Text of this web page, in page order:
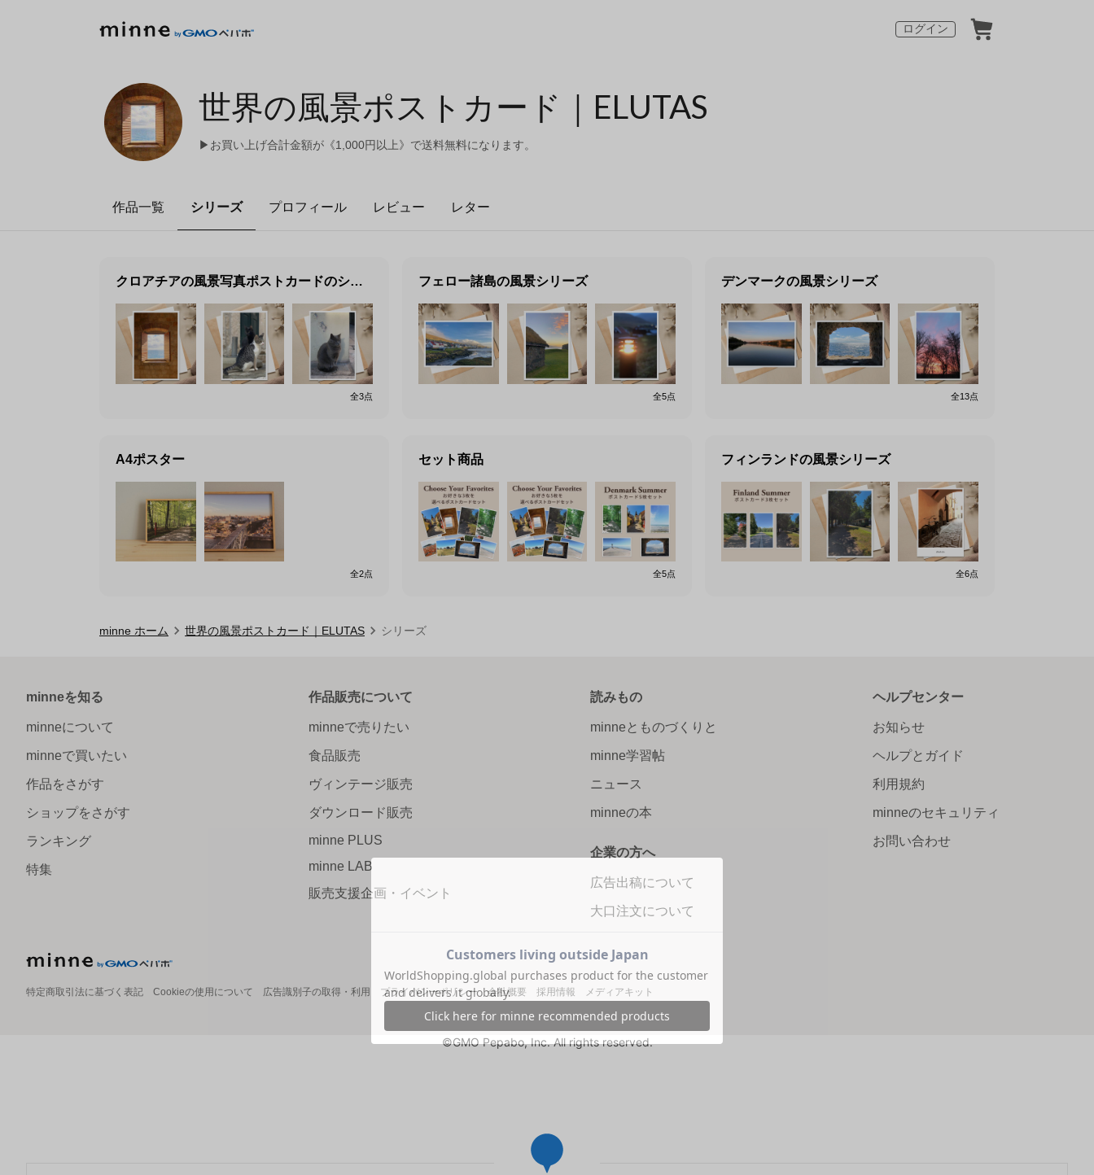
ログイン
世界の風景ポストカード｜ELUTAS
▶︎お買い上げ合計金額が《1,000円以上》で送料無料になります。
作品一覧 シリーズ プロフィール レビュー レター
世界の風景ポストカード｜ELUTAS のシリーズ一覧
クロアチアの風景写真ポストカードのシリーズです。
全3点
フェロー諸島の風景シリーズ
全5点
デンマークの風景シリーズ
全13点
A4ポスター
全2点
セット商品
全5点
フィンランドの風景シリーズ
全6点
minne ホーム 世界の風景ポストカード｜ELUTAS シリーズ
minneを知る
minneについて
minneで買いたい
作品をさがす
ショップをさがす
ランキング
特集
作品販売について
minneで売りたい
食品販売
ヴィンテージ販売
ダウンロード販売
minne PLUS
minne LAB
販売支援企画・イベント
読みもの
minneとものづくりと
minne学習帖
ニュース
minneの本
企業の方へ
広告出稿について
大口注文について
ヘルプセンター
お知らせ
ヘルプとガイド
利用規約
minneのセキュリティ
お問い合わせ
特定商取引法に基づく表記 Cookieの使用について 広告識別子の取得・利用 プライバシーポリシー 会社概要 採用情報 メディアキット
©GMO Pepabo, Inc. All rights reserved.